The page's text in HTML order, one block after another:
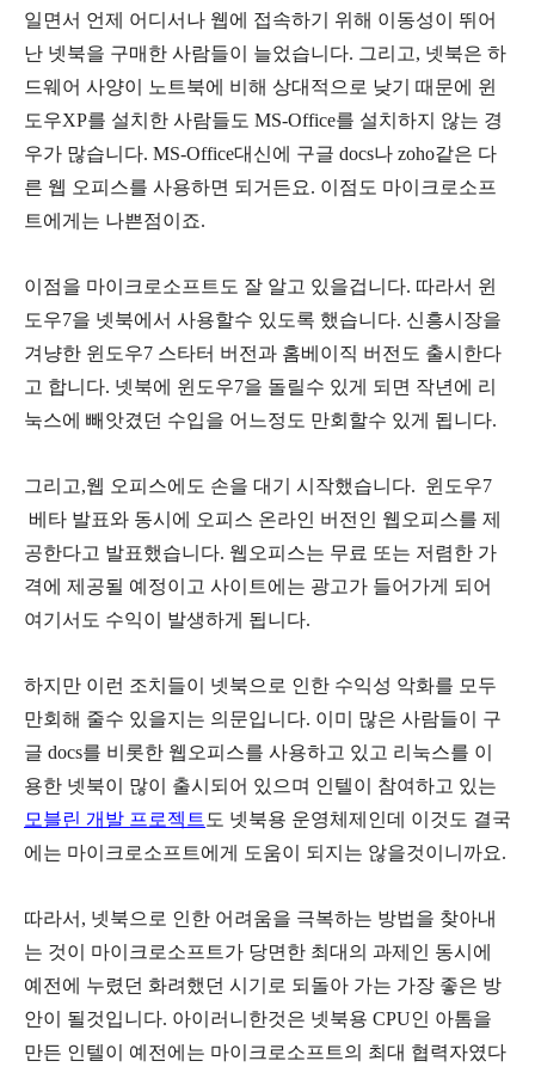
일면서 언제 어디서나 웹에 접속하기 위해 이동성이
뛰어
난 넷북을 구매한 사람들이 늘었습니다. 그리고, 넷북은 하
드웨어 사양이 노트북에 비해 상대적으로 낮기 때문에 윈
도우XP를 설치한 사람들도 MS-Office를 설치하지 않는 경
우가 많습니다. MS-Office대신에 구글 docs나 zoho같은 다
른 웹 오피스를 사용하면 되거든요. 이점도 마이크로소프
트에게는 나쁜점이죠.
이점을 마이크로소프트도 잘 알고 있을겁니다. 따라서 윈
도우7을 넷북에서 사용할수 있도록 했습니다. 신흥시장을
겨냥한 윈도우7 스타터 버전과 홈베이직 버전도 출시한다
고 합니다. 넷북에 윈도우7을 돌릴수 있게 되면 작년에 리
눅스에 빼앗겼던 수입을 어느정도 만회할수 있게 됩니다.
그리고,웹 오피스에도 손을 대기 시작했습니다. 윈도우7
베타 발표와 동시에 오피스 온라인 버전인 웹오피스를 제
공한다고 발표했습니다. 웹오피스는 무료 또는 저렴한 가
격에 제공될 예정이고 사이트에는 광고가 들어가게 되어
여기서도 수익이 발생하게 됩니다.
하지만 이런 조치들이 넷북으로 인한 수익성 악화를 모두
만회해 줄수 있을지는 의문입니다. 이미 많은 사람들이
구
글 docs를 비롯한 웹오피스를 사용하고 있고 리눅스를 이
용한 넷북이 많이 출시되어 있으며 인텔이 참여하고 있는
모블린 개발 프로젝트 도 넷북용 운영체제인데 이것도 결국
에는 마이크로소프트에게 도움이 되지는 않을것이니까요.
따라서 , 넷북으로 인한 어려움을 극복하는 방법을 찾아내
는 것이 마이크로소프트가 당면한 최대의 과제인 동시에
예전에 누렸던 화려했던 시기로 되돌아 가는 가장 좋은 방
안이 될것입니다. 아이러니한것은 넷북용 CPU인 아톰을
만든 인텔이 예전에는 마이크로소프트의 최대 협력자였다